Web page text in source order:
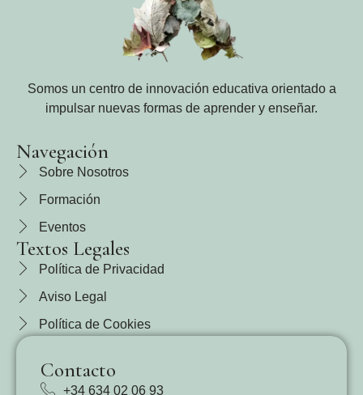
Somos un centro de innovación educativa orientado a
impulsar nuevas formas de aprender y enseñar.
Navegación
Sobre Nosotros
Formación
Eventos
Textos Legales
Política de Privacidad
Aviso Legal
Política de Cookies
Contacto
+34 634 02 06 93